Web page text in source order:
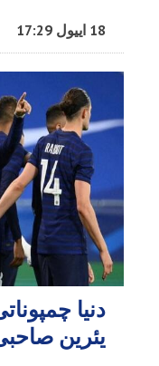
18 اییول 17:29
یئرین